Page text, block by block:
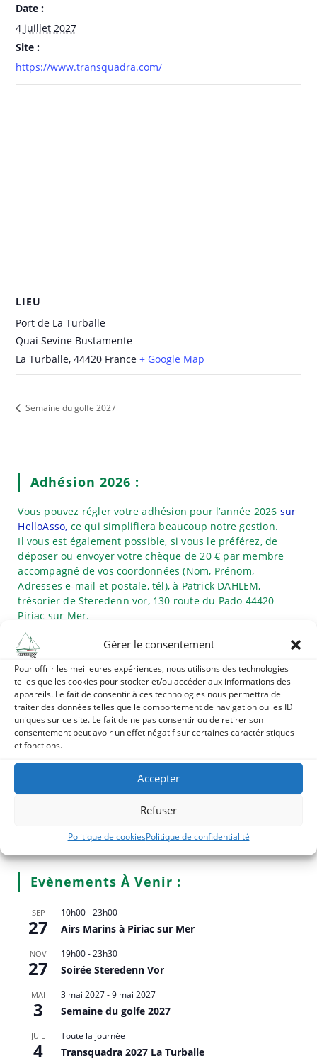
Gérer le consentement
Pour offrir les meilleures expériences, nous utilisons des technologies
telles que les cookies pour stocker et/ou accéder aux informations des
appareils. Le fait de consentir à ces technologies nous permettra de
traiter des données telles que le comportement de navigation ou les ID
uniques sur ce site. Le fait de ne pas consentir ou de retirer son
consentement peut avoir un effet négatif sur certaines caractéristiques
et fonctions.
Accepter
Refuser
Politique de cookiesPolitique de confidentialité
Date :
4 juillet 2027
Site :
https://www.transquadra.com/
LIEU
Port de La Turballe
Quai Sevine Bustamente
La Turballe, 44420 France + Google Map
Semaine du golfe 2027
Adhésion 2026 :
Vous pouvez régler votre adhésion pour l’année 2026 sur
HelloAsso, ce qui simplifiera beaucoup notre gestion.
Il vous est également possible, si vous le préférez, de
déposer ou envoyer votre chèque de 20 € par membre
accompagné de vos coordonnées (Nom, Prénom,
Adresses e-mail et postale, tél), à Patrick DAHLEM,
trésorier de Steredenn vor, 130 route du Pado 44420
Piriac sur Mer.
Achat De Polos Casquettes Vestes –
Steredenn Vor
Vous pouvez commander et payer vos vêtements
marqués au nom de Steredenn Vor surHelloAsso.
Evènements À Venir :
SEP
27
10h00-23h00
Airs Marins à Piriac sur Mer
NOV
27
19h00-23h30
Soirée Steredenn Vor
MAI
3
3 mai 2027-9 mai 2027
Semaine du golfe 2027
JUIL
4
Toute la journée
Transquadra 2027 La Turballe